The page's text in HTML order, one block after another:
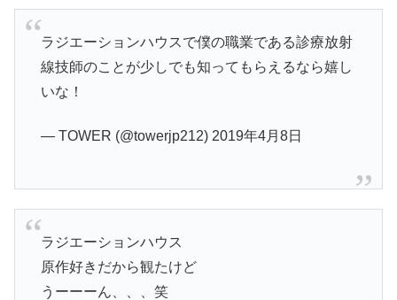
ラジエーションハウスで僕の職業である診療放射
線技師のことが少しでも知ってもらえるなら嬉し
いな！
— TOWER (@towerjp212) 2019年4月8日
ラジエーションハウス
原作好きだから観たけど
うーーーん、、、笑